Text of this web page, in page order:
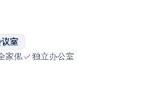
议室
家俬 独立办公室